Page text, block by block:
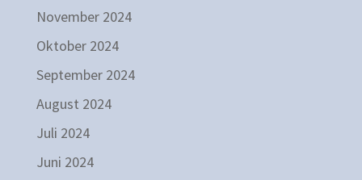
November 2024
Oktober 2024
September 2024
August 2024
Juli 2024
Juni 2024